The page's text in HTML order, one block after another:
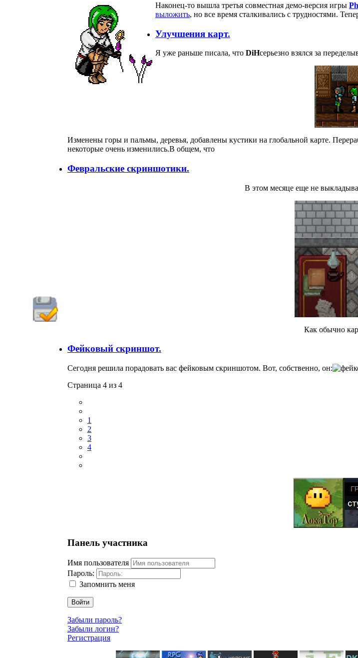
Наконец-то вышла третья совместная демо-версия игры
выложить, но все время сталкивались с трудностями.
Улучшения карт.
Я уже раньше писала, что DiHсерьезно взялся за
Изменены горы и пальмы, деревья, добавлены кустики на глобальной карте.
некоторые очень изменились.В общем, что
Февральские скриншотики.
В этом месяце еще не
Как обычно
Фейковый скриншот.
Сегодня решила порадовать вас фейковым скриншотом. Вот, собственно, он:
Страница 4 из 4
1
2
3
4
Панель участника
Имя пользователя
Пароль:
Запомнить меня
Войти
Забыли пароль?
Забыли логин?
Регистрация